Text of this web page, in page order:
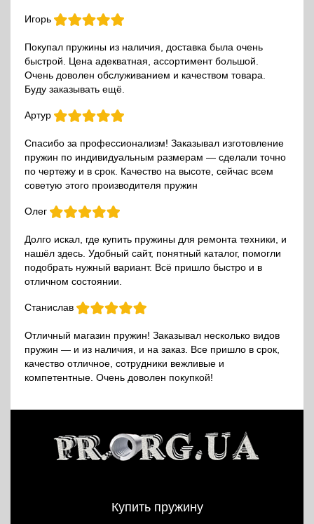
Игорь
Покупал пружины из наличия, доставка была очень
быстрой. Цена адекватная, ассортимент большой.
Очень доволен обслуживанием и качеством товара.
Буду заказывать ещё.
Артур
Спасибо за профессионализм! Заказывал изготовление
пружин по индивидуальным размерам — сделали точно
по чертежу и в срок. Качество на высоте, сейчас всем
советую этого производителя пружин
Олег
Долго искал, где купить пружины для ремонта техники, и
нашёл здесь. Удобный сайт, понятный каталог, помогли
подобрать нужный вариант. Всё пришло быстро и в
отличном состоянии.
Станислав
Отличный магазин пружин! Заказывал несколько видов
пружин — и из наличия, и на заказ. Все пришло в срок,
качество отличное, сотрудники вежливые и
компетентные. Очень доволен покупкой!
Купить пружину